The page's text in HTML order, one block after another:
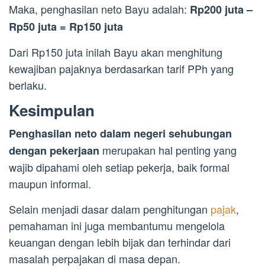
Maka, penghasilan neto Bayu adalah: Rp200 juta –
Rp50 juta = Rp150 juta
Dari Rp150 juta inilah Bayu akan menghitung
kewajiban pajaknya berdasarkan tarif PPh yang
berlaku.
Kesimpulan
Penghasilan neto dalam negeri sehubungan
dengan pekerjaan merupakan hal penting yang
wajib dipahami oleh setiap pekerja, baik formal
maupun informal.
Selain menjadi dasar dalam penghitungan pajak,
pemahaman ini juga membantumu mengelola
keuangan dengan lebih bijak dan terhindar dari
masalah perpajakan di masa depan.